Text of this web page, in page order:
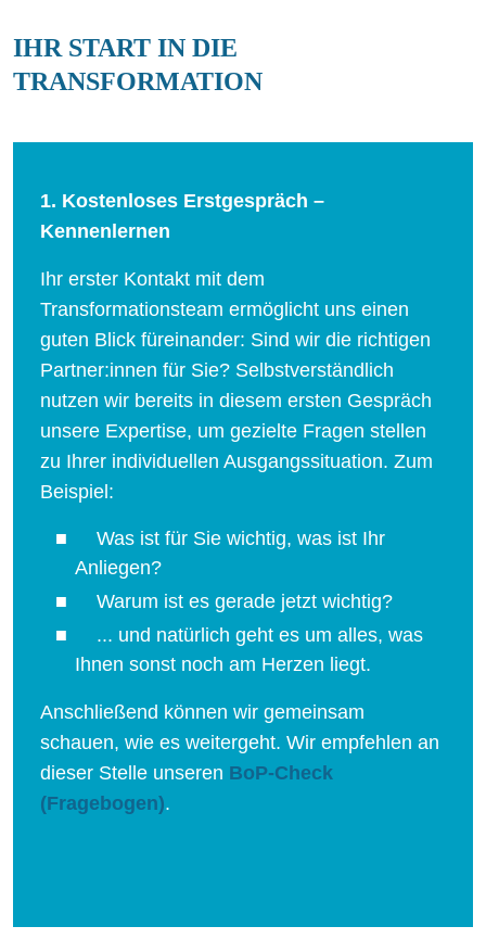
IHR START IN DIE
TRANSFORMATION
1. Kostenloses Erstgespräch –
Kennenlernen
Ihr erster Kontakt mit dem
Transformationsteam ermöglicht uns einen
guten Blick füreinander: Sind wir die richtigen
Partner:innen für Sie? Selbstverständlich
nutzen wir bereits in diesem ersten Gespräch
unsere Expertise, um gezielte Fragen stellen
zu Ihrer individuellen Ausgangssituation. Zum
Beispiel:
Was ist für Sie wichtig, was ist Ihr
Anliegen?
Warum ist es gerade jetzt wichtig?
... und natürlich geht es um alles, was
Ihnen sonst noch am Herzen liegt.
Anschließend können wir gemeinsam
schauen, wie es weitergeht. Wir empfehlen an
dieser Stelle unseren BoP-Check
(Fragebogen).